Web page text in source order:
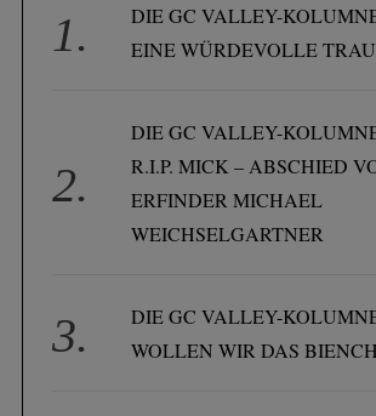
DIE GC VALLEY-
EINE WÜRDEVOLLE
DIE GC VALLEY-
R.I.P. MICK – ABSCHIED
ERFINDER MICHAEL
WEICHSELGARTNER
DIE GC VALLEY-
WOLLEN WIR DAS